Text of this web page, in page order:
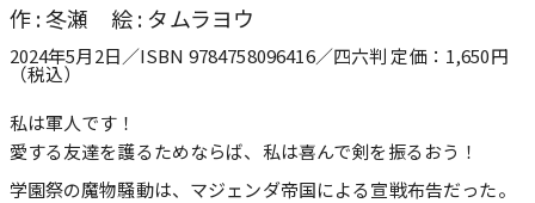
作 : 冬瀬 絵 : タムラヨウ
2024年5月2日／ISBN 9784758096416／四六判 定価：1,650円
（税込）
私は軍人です！
愛する友達を護るためならば、私は喜んで剣を振るおう！
学園祭の魔物騒動は、マジェンダ帝国による宣戦布告だった。